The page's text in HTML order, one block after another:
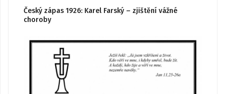
Český zápas 1926: Karel Farský – zjištění vážné
choroby